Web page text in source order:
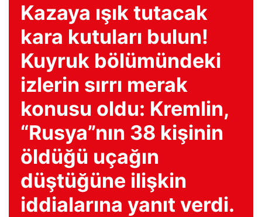
Kazaya ışık tutacak
kara kutuları bulun!
Kuyruk bölümündeki
izlerin sırrı merak
konusu oldu: Kremlin,
“Rusya”nın 38 kişinin
öldüğü uçağın
düştüğüne ilişkin
iddialarına yanıt verdi.